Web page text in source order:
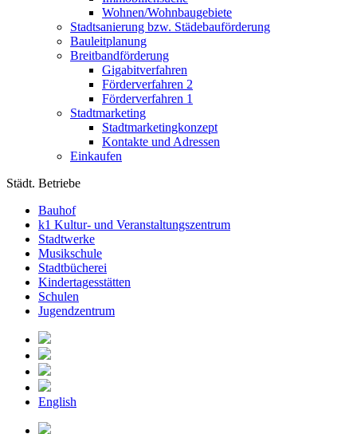
Wohnen/Wohnbaugebiete
Stadtsanierung bzw. Städebauförderung
Bauleitplanung
Breitbandförderung
Gigabitverfahren
Förderverfahren 2
Förderverfahren 1
Stadtmarketing
Stadtmarketingkonzept
Kontakte und Adressen
Einkaufen
Städt. Betriebe
Bauhof
k1 Kultur- und Veranstaltungszentrum
Stadtwerke
Musikschule
Stadtbücherei
Kindertagesstätten
Schulen
Jugendzentrum
English